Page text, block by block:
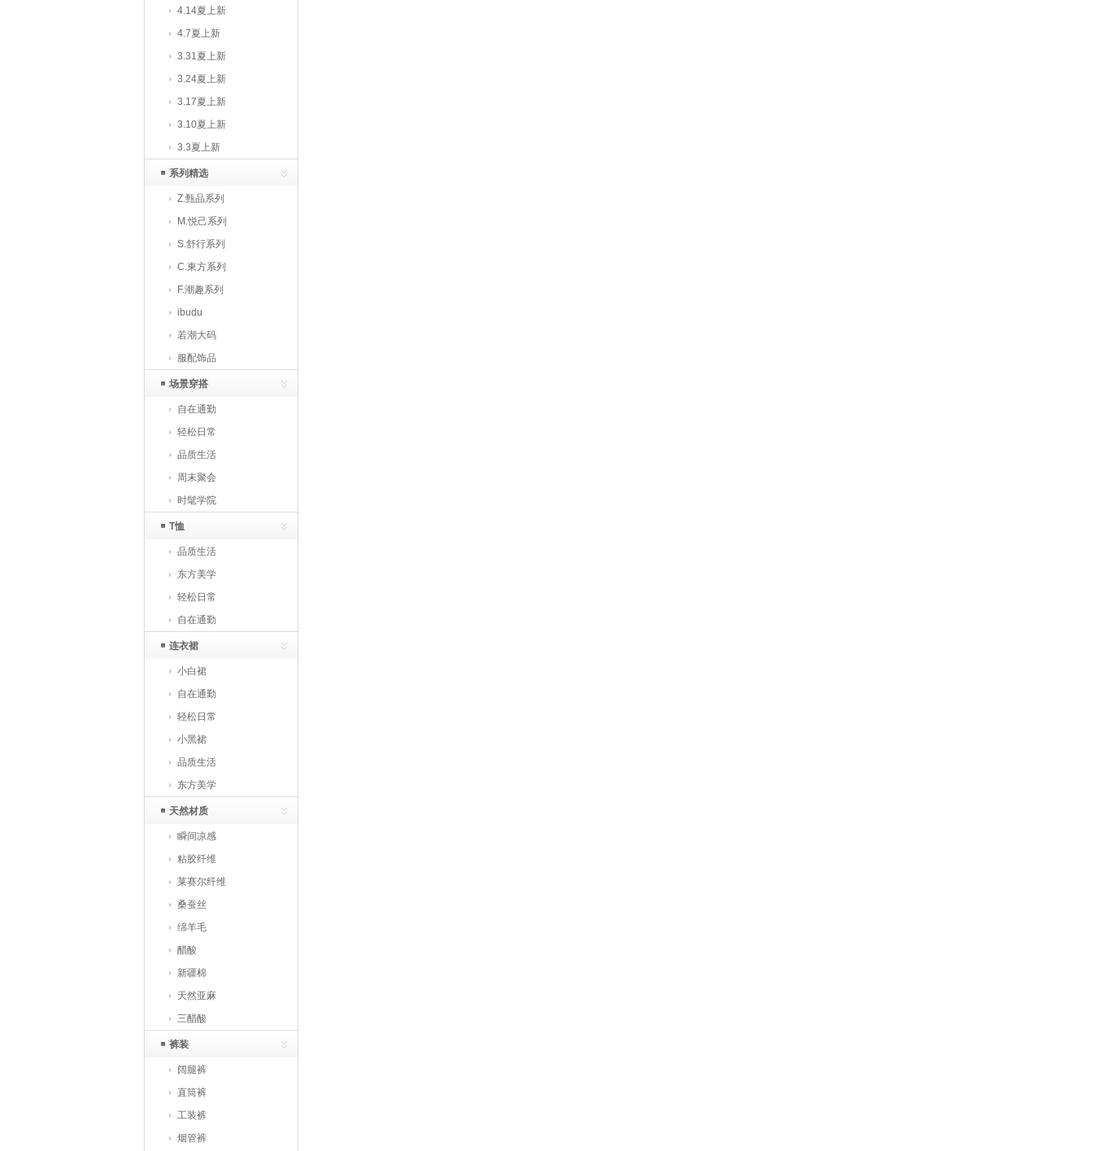
4.14夏上新
4.7夏上新
3.31夏上新
3.24夏上新
3.17夏上新
3.10夏上新
3.3夏上新
系列精选
Z.甄品系列
M.悦己系列
S.舒行系列
C.東方系列
F.潮趣系列
ibudu
若潮大码
服配饰品
场景穿搭
自在通勤
轻松日常
品质生活
周末聚会
时髦学院
T恤
品质生活
东方美学
轻松日常
自在通勤
连衣裙
小白裙
自在通勤
轻松日常
小黑裙
品质生活
东方美学
天然材质
瞬间凉感
粘胶纤维
莱赛尔纤维
桑蚕丝
绵羊毛
醋酸
新疆棉
天然亚麻
三醋酸
裤装
阔腿裤
直筒裤
工装裤
烟管裤